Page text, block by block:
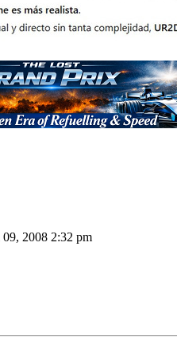
2008 2:32 pm